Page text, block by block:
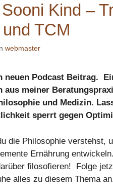
Kind –
TCM
webmaster
neuen Podcast Beitrag.
aus meiner
und Medizin.
sperrt gegen
die Philosophie verstehst,
Ernährung entwickeln.
filosofieren! Folge
alles zu diesem Thema